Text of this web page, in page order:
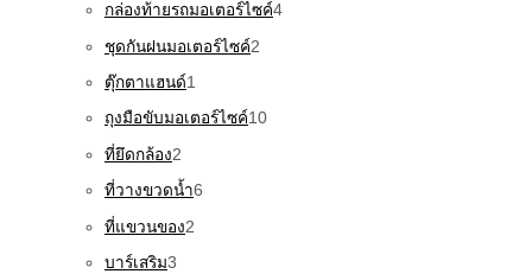
กล่องท้ายรถมอเตอร์ไซค์4
ชุดกันฝนมอเตอร์ไซค์2
ตุ๊กตาแฮนด์1
ถุงมือขับมอเตอร์ไซค์10
ที่ยึดกล้อง2
ที่วางขวดน้ำ6
ที่แขวนของ2
บาร์เสริม3